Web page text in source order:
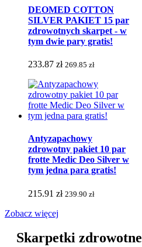
DEOMED COTTON
SILVER PAKIET 15 par
zdrowotnych skarpet - w
tym dwie pary gratis!
233.87 zł 269.85 zł
Antyzapachowy
zdrowotny pakiet 10 par
frotte Medic Deo Silver w
tym jedna para gratis!
215.91 zł 239.90 zł
Zobacz więcej
Skarpetki zdrowotne